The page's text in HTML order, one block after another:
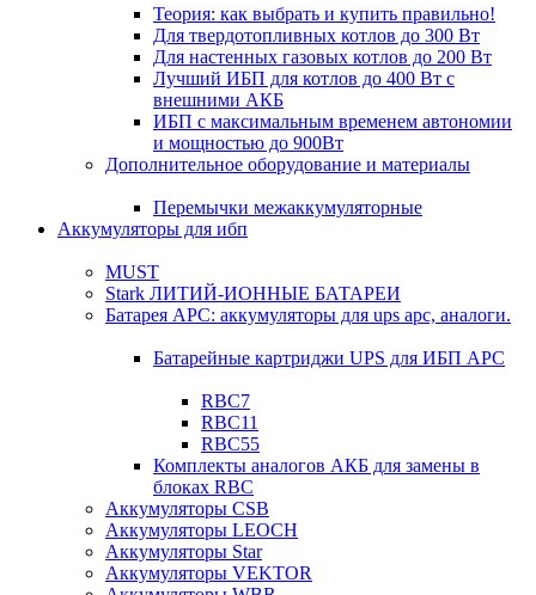
Теория: как выбрать и купить правильно!
Для твердотопливных котлов до 300 Вт
Для настенных газовых котлов до 200 Вт
Лучший ИБП для котлов до 400 Вт с
внешними АКБ
ИБП с максимальным временем автономии
и мощностью до 900Вт
Дополнительное оборудование и материалы
Перемычки межаккумуляторные
Аккумуляторы для ибп
MUST
Stark ЛИТИЙ-ИОННЫЕ БАТАРЕИ
Батарея APC: аккумуляторы для ups apc, аналоги.
Батарейные картриджи UPS для ИБП APC
RBC7
RBC11
RBC55
Комплекты аналогов АКБ для замены в
блоках RBC
Аккумуляторы CSB
Аккумуляторы LEOCH
Аккумуляторы Star
Аккумуляторы VEKTOR